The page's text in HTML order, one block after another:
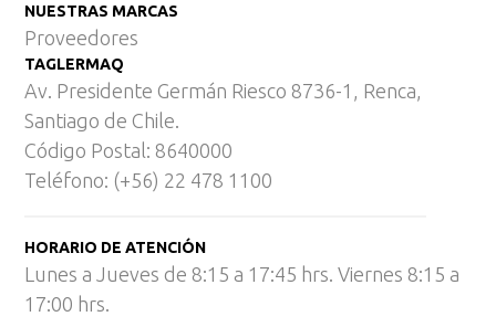
NUESTRAS MARCAS
Proveedores
TAGLERMAQ
Av. Presidente Germán Riesco 8736-1, Renca,
Santiago de Chile.
Código Postal: 8640000
Teléfono: (+56) 22 478 1100
HORARIO DE ATENCIÓN
Lunes a Jueves de 8:15 a 17:45 hrs. Viernes 8:15 a
17:00 hrs.